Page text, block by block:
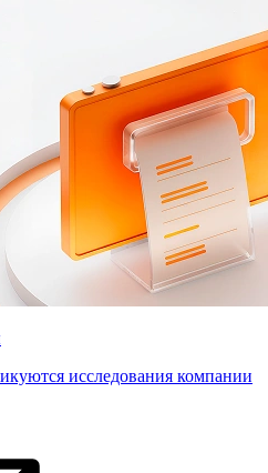
исследования компании